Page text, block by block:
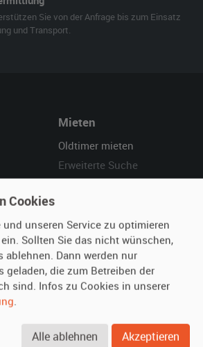
Sie von der Anfrage bis zum Einsatz
und Transport.
Mieten
Oldtimer mieten
Erweiterte Suche
Hilfe
Häufige Fragen (FAQ)
So funktioniert's
Cookies
und unseren Service zu optimieren
Sollten Sie das nicht wünschen,
ablehnen. Dann werden nur
geladen, die zum Betreiben der
sind. Infos zu Cookies in unserer
.
Alle ablehnen Akzeptieren